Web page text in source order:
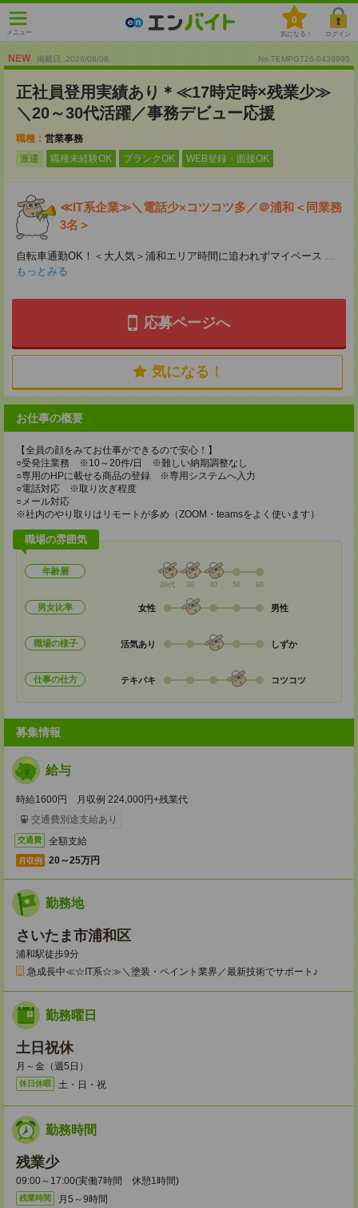
メニュー
0
気になる！ ログイン
NEW 掲載日 :2026/08/08 No.TEMPGT26-0439995
正社員登用実績あり＊≪17時定時×残業少≫
＼20～30代活躍／事務デビュー応援
職種： 営業事務
派遣
職種未経験OK ブランクOK WEB登録・面接OK
≪IT系企業≫＼電話少×コツコツ多／＠浦和＜同業務
3名＞
自転車通勤OK！＜大人気＞浦和エリア時間に追われずマイペース ...
もっとみる
応募ページへ
気になる！
お仕事の概要
【全員の顔をみてお仕事ができるので安心！】
○受発注業務 ※10～20件/日 ※難しい納期調整なし
○専用のHPに載せる商品の登録 ※専用システムへ入力
○電話対応 ※取り次ぎ程度
○メール対応
※社内のやり取りはリモートが多め（ZOOM・teamsをよく使います）
職場の雰囲気
年齢層
20代 30 40 50 60
男女比率 女性 男性
職場の様子 活気あり しずか
仕事の仕方 テキパキ コツコツ
募集情報
給与
時給1600円 月収例 224,000円+残業代
交通費別途支給あり
交通費 全額支給
月収例 20～25万円
勤務地
さいたま市浦和区
浦和駅徒歩9分
急成長中≪☆IT系☆≫＼塗装・ペイント業界／最新技術でサポート♪
勤務曜日
土日祝休
月～金（週5日）
休日休暇 土・日・祝
勤務時間
残業少
09:00～17:00(実働7時間 休憩1時間)
残業時間 月5～9時間